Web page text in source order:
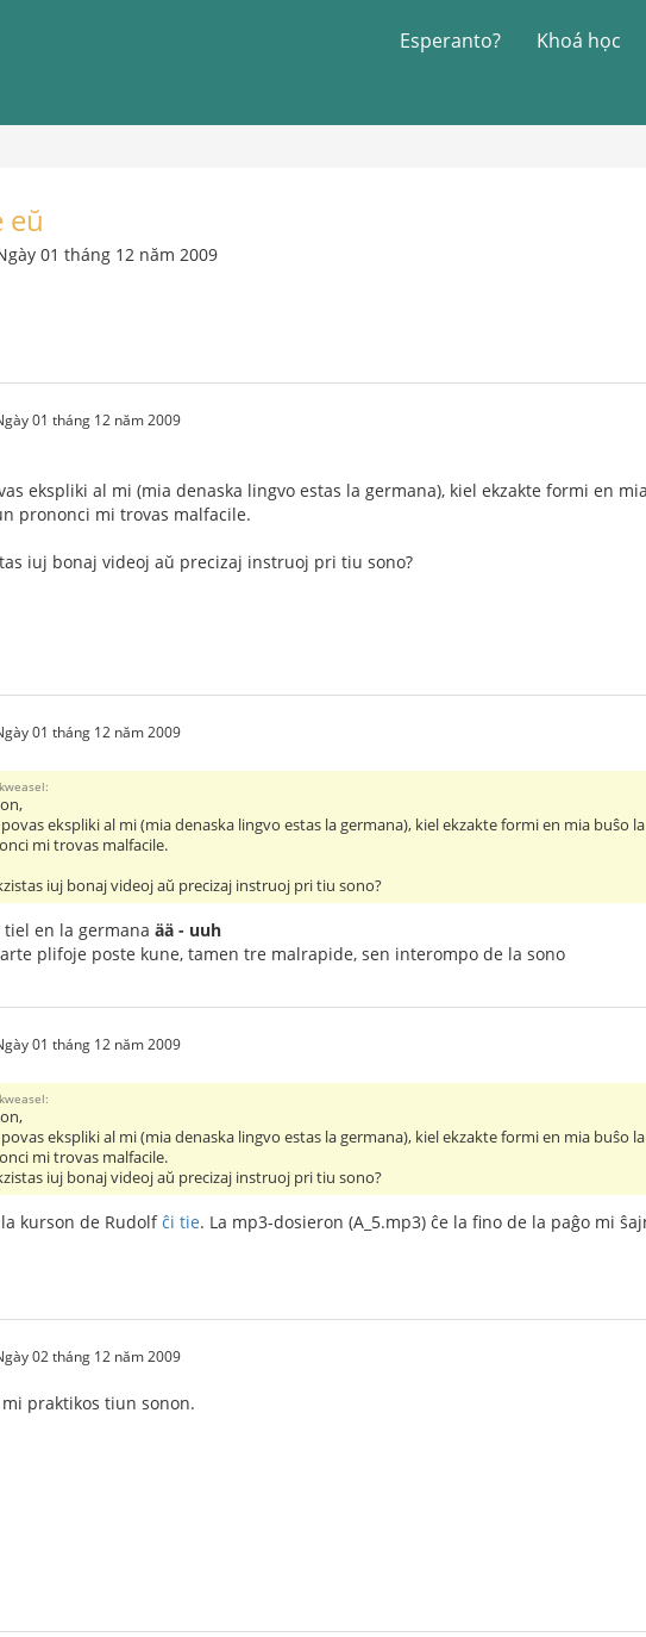
Esperanto? Khoá học
eŭ
01 tháng 12 năm 2009
01 tháng 12 năm 2009
ekspliki al mi (mia denaska lingvo estas la germana), kiel ekzakte formi en
prononci mi trovas malfacile.
iuj bonaj videoj aŭ precizaj instruoj pri tiu sono?
01 tháng 12 năm 2009
ekspliki al mi (mia denaska lingvo estas la germana), kiel ekzakte formi en mia buŝo
mi trovas malfacile.
iuj bonaj videoj aŭ precizaj instruoj pri tiu sono?
en la germana ää - uuh
plifoje poste kune, tamen tre malrapide, sen interompo de la sono
01 tháng 12 năm 2009
ekspliki al mi (mia denaska lingvo estas la germana), kiel ekzakte formi en mia buŝo
mi trovas malfacile.
iuj bonaj videoj aŭ precizaj instruoj pri tiu sono?
kurson de Rudolfĉi tie. La mp3-dosieron (A_5.mp3) ĉe la fino de la paĝo mi
02 tháng 12 năm 2009
mi praktikos tiun sonon.